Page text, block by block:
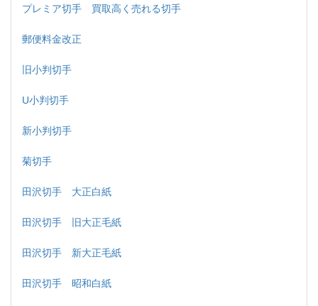
プレミア切手 買取高く売れる切手
郵便料金改正
旧小判切手
U小判切手
新小判切手
菊切手
田沢切手 大正白紙
田沢切手 旧大正毛紙
田沢切手 新大正毛紙
田沢切手 昭和白紙